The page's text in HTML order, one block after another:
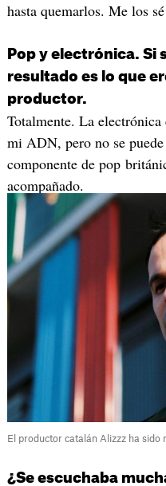
hasta quemarlos. Me los
Pop y electrónica. Si
resultado es lo que
productor.
Totalmente. La
mi ADN, pero no se
componente de pop
acompañado.
El productor catalán Alizzz ha
¿Se escuchaba